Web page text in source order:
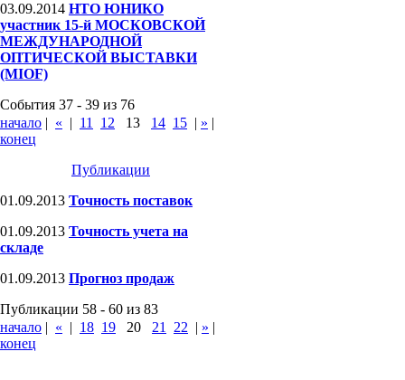
03.09.2014 НТО ЮНИКО
участник 15-й МОСКОВСКОЙ
МЕЖДУНАРОДНОЙ
ОПТИЧЕСКОЙ ВЫСТАВКИ
(MIOF)
События 37 - 39 из 76
начало | « | 11 12 13 14 15 | » |
конец
Публикации
01.09.2013 Точность поставок
01.09.2013 Точность учета на
складе
01.09.2013 Прогноз продаж
Публикации 58 - 60 из 83
начало | « | 18 19 20 21 22 | » |
конец